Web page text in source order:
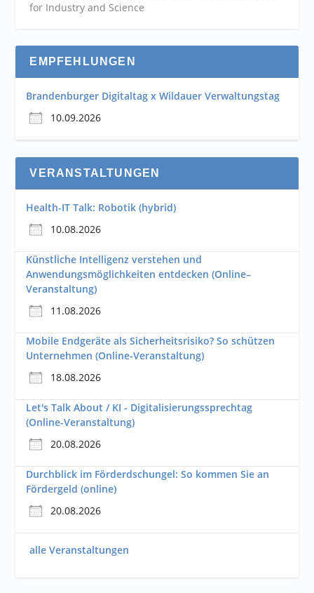
for Industry and Science
EMPFEHLUNGEN
Brandenburger Digitaltag x Wildauer Verwaltungstag
10.09.2026
VERANSTALTUNGEN
Health-IT Talk: Robotik (hybrid)
10.08.2026
Künstliche Intelligenz verstehen und
Anwendungsmöglichkeiten entdecken (Online–
Veranstaltung)
11.08.2026
Mobile Endgeräte als Sicherheitsrisiko? So schützen
Unternehmen (Online-Veranstaltung)
18.08.2026
Let's Talk About / KI - Digitalisierungssprechtag
(Online-Veranstaltung)
20.08.2026
Durchblick im Förderdschungel: So kommen Sie an
Fördergeld (online)
20.08.2026
alle Veranstaltungen